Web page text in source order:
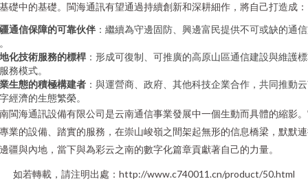
礎中的基礎。閩海通訊有望通過持續創新和深耕細作，將自己打造成：
通信保障的可靠伙伴 ：繼續為守邊固防、興邊富民提供不可或缺的通
化技術服務的標桿 ：形成可復制、可推廣的高原山區通信建設與維護
務模式。
生態的積極構建者 ：與運營商、政府、其他科技企業合作，共同推動
經濟的生態繁榮。
閩海通訊設備有限公司是云南通信事業發展中一個生動而具體的縮影
業的設備、踏實的服務，在崇山峻嶺之間架起無形的信息橋梁，默默
疆與內地，當下與為彩云之南的數字化篇章貢獻著自己的力量。
如若轉載，請注明出處：http://www.c740011.cn/product/50.html